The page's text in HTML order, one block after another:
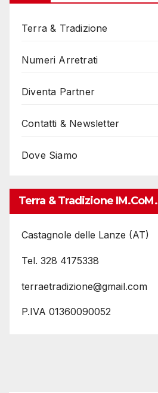
Terra & Tradizione
Numeri Arretrati
Diventa Partner
Contatti & Newsletter
Dove Siamo
Terra & Tradizione IM.coM.
Castagnole delle Lanze (AT)
Tel. 328 4175338
terraetradizione@gmail.com
P.IVA 01360090052